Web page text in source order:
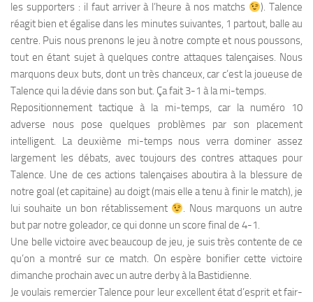
les supporters : il faut arriver à l’heure à nos matchs
). Talence
réagit bien et égalise dans les minutes suivantes, 1 partout, balle au
centre. Puis nous prenons le jeu à notre compte et nous poussons,
tout en étant sujet à quelques contre attaques talençaises. Nous
marquons deux buts, dont un très chanceux, car c’est la joueuse de
Talence qui la dévie dans son but. Ça fait 3-1 à la mi-temps.
Repositionnement tactique à la mi-temps, car la numéro 10
adverse nous pose quelques problèmes par son placement
intelligent. La deuxième mi-temps nous verra dominer assez
largement les débats, avec toujours des contres attaques pour
Talence. Une de ces actions talençaises aboutira à la blessure de
notre goal (et capitaine) au doigt (mais elle a tenu à finir le match), je
lui souhaite un bon rétablissement
. Nous marquons un autre
but par notre goleador, ce qui donne un score final de 4-1.
Une belle victoire avec beaucoup de jeu, je suis très contente de ce
qu’on a montré sur ce match. On espère bonifier cette victoire
dimanche prochain avec un autre derby à la Bastidienne.
Je voulais remercier Talence pour leur excellent état d’esprit et fair-